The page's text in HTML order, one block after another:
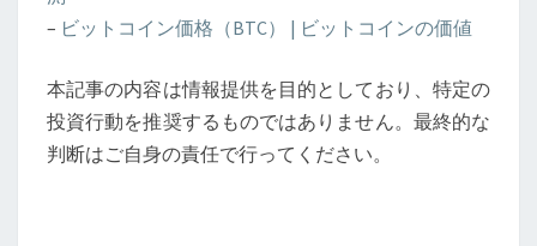
– ビットコイン価格（BTC） | ビットコインの価値
本記事の内容は情報提供を目的としており、特定の
投資行動を推奨するものではありません。最終的な
判断はご自身の責任で行ってください。